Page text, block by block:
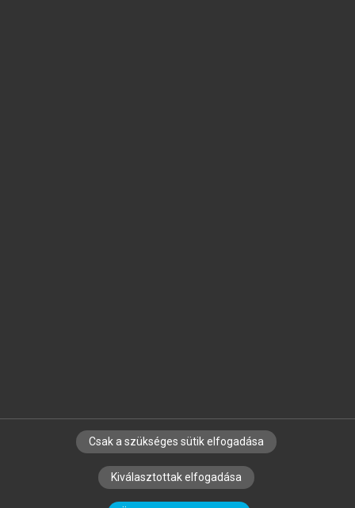
SZERZŐKNEK CÉGEKNEK KÖNYVTÁROSOKNAK
SZERKESZTÉSI ÉS LEKTORÁLÁSI ALAPELVEK
Csak a szükséges sütik elfogadása
Kiválasztottak elfogadása